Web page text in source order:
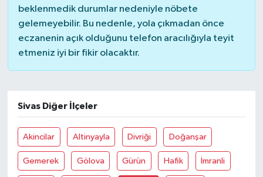
beklenmedik durumlar nedeniyle nöbete
gelemeyebilir. Bu nedenle, yola çıkmadan önce
eczanenin açık olduğunu telefon aracılığıyla teyit
etmeniz iyi bir fikir olacaktır.
Sivas Diğer İlçeler
Akincilar Altinyayla Divriği Doğanşar
Gemerek Gölova Gürün Hafik İmranli